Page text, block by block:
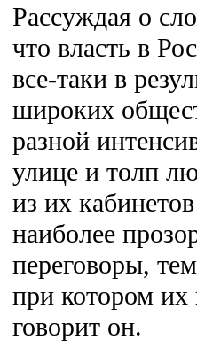
Рассуждая о
что власть в
все-таки в
широких
разной
улице и толп
из их
наиболее
переговоры,
при котором их
говорит он.